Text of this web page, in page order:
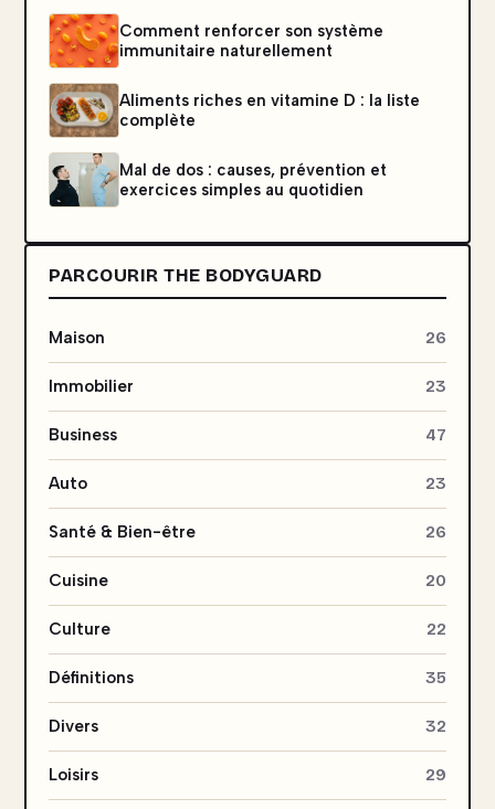
Comment renforcer son système
immunitaire naturellement
Aliments riches en vitamine D : la liste
complète
Mal de dos : causes, prévention et
exercices simples au quotidien
PARCOURIR THE BODYGUARD
Maison 26
Immobilier 23
Business 47
Auto 23
Santé & Bien-être 26
Cuisine 20
Culture 22
Définitions 35
Divers 32
Loisirs 29